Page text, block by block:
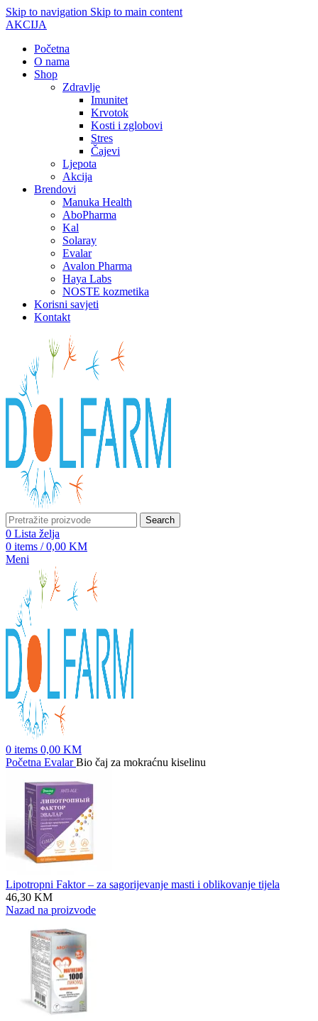
Skip to navigation Skip to main content
AKCIJA
Početna
O nama
Shop
Zdravlje
Imunitet
Krvotok
Kosti i zglobovi
Stres
Čajevi
Ljepota
Akcija
Brendovi
Manuka Health
AboPharma
Kal
Solaray
Evalar
Avalon Pharma
Haya Labs
NOSTE kozmetika
Korisni savjeti
Kontakt
Search
0 Lista želja
0 items / 0,00 KM
Meni
0 items 0,00 KM
Početna EvalarBio čaj za mokraćnu kiselinu
Lipotropni Faktor – za sagorijevanje masti i oblikovanje tijela
46,30 KM
Nazad na proizvode